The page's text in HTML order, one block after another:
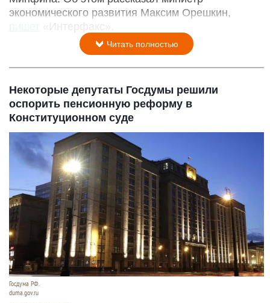
экономического развития Максим Орешкин,
пишет
«Интерфакс».
Читать полностью
Некоторые депутаты Госдумы решили
оспорить пенсионную реформу в
Конституционном суде
Госдума РФ.
duma.gov.ru